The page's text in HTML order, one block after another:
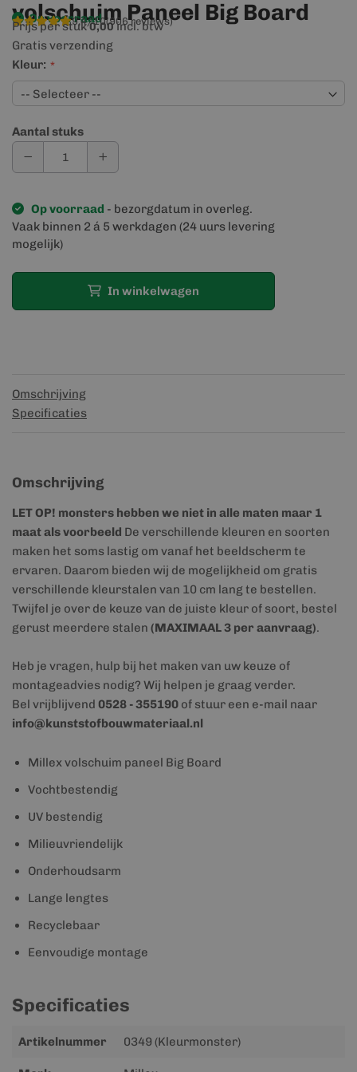
volschuim Paneel Big Board
Op voorraad
9,4/10(906 reviews)
Prijs per stuk0,00incl. btw
Gratis verzending
Kleur:
Aantal stuks
Op voorraad - bezorgdatum in overleg.
Vaak binnen 2 á 5 werkdagen (24 uurs levering
mogelijk)
In winkelwagen
Omschrijving
Specificaties
Omschrijving
LET OP! monsters hebben we niet in alle maten maar 1
maat als voorbeeld De verschillende kleuren en soorten
maken het soms lastig om vanaf het beeldscherm te
ervaren. Daarom bieden wij de mogelijkheid om gratis
verschillende kleurstalen van 10 cm lang te bestellen.
Twijfel je over de keuze van de juiste kleur of soort, bestel
gerust meerdere stalen (MAXIMAAL 3 per aanvraag).
Heb je vragen, hulp bij het maken van uw keuze of
montageadvies nodig? Wij helpen je graag verder.
Bel vrijblijvend 0528 - 355190 of stuur een e-mail naar
info@kunststofbouwmateriaal.nl
Millex volschuim paneel Big Board
Vochtbestendig
UV bestendig
Milieuvriendelijk
Onderhoudsarm
Lange lengtes
Recyclebaar
Eenvoudige montage
Specificaties
Meer
Artikelnummer 0349 (Kleurmonster)